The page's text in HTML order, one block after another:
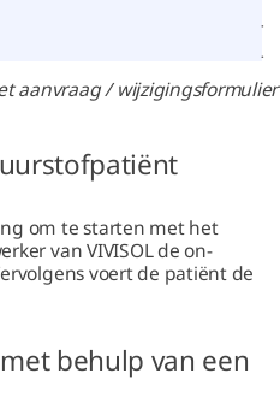
aanvraag / wijzigingsformulier
om te starten met het
van VIVISOL de on-
voert de patiënt de
behulp van een